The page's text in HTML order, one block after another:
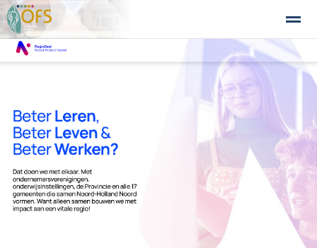
Detailhandel Agribusiness
Home Agenda